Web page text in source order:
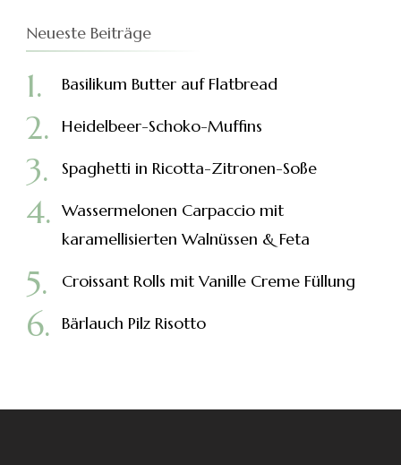
Neueste Beiträge
Basilikum Butter auf Flatbread
Heidelbeer-Schoko-Muffins
Spaghetti in Ricotta-Zitronen-Soße
Wassermelonen Carpaccio mit
karamellisierten Walnüssen & Feta
Croissant Rolls mit Vanille Creme Füllung
Bärlauch Pilz Risotto